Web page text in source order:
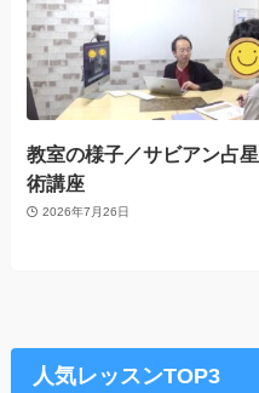
教室の様子／サビアン占星
術講座
2026年7月26日
人気レッスンTOP3